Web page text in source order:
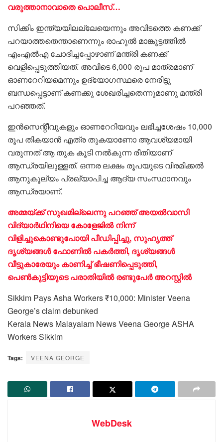
വരുത്താനാവാതെ പൊലീസ്…
സിക്കിം ഇന്ത്യയിലല്ലേയെന്നും അവിടത്തെ കണക്ക്
പറയാത്തതെന്താണെന്നും രാഹുൽ മാങ്കൂട്ടത്തിൽ
എംഎൽഎ ചോദിച്ചപ്പോഴാണ് മന്ത്രി കണക്ക്
വെളിപ്പെടുത്തിയത്. അവിടെ 6,000 രൂപ മാത്രമാണ്
ഓണറേറിയമെന്നും ഉദ്യോഗസ്ഥരെ നേരിട്ടു
ബന്ധപ്പെട്ടാണ് കണക്കു ശേഖരിച്ചതെന്നുമാണു മന്ത്രി
പറഞ്ഞത്.
ഇൻസെന്റീവുകളും ഓണറേറിയവും ലഭിച്ചശേഷം 10,000
രൂപ തികയാൻ എത്ര തുകയാണോ ആവശ്യമായി
വരുന്നത് ആ തുക കൂടി നൽകുന്ന രീതിയാണ്
ആന്ധ്രയിലുള്ളത്. ഒന്നര ലക്ഷം രൂപയുടെ വിരമിക്കൽ
ആനുകൂല്യം പ്രഖ്യാപിച്ച ആദ്യ സംസ്ഥാനവും
ആന്ധ്രയാണ്.
അമ്മയ്ക്ക് സുഖമില്ലെന്നു പറഞ്ഞ് അയൽവാസി
വിദ്യാർഥിനിയെ കോളേജിൽ നിന്ന്
വിളിച്ചുകൊണ്ടുപോയി പീഡിപ്പിച്ചു, സുഹൃത്ത്
ദൃശ്യങ്ങൾ ഫോണിൽ പകർത്തി, ദൃശ്യങ്ങൾ
വീട്ടുകാരേയും കാണിച്ച് ഭീഷണിപ്പെടുത്തി,
പെൺകുട്ടിയുടെ പരാതിയിൽ രണ്ടുപേർ അറസ്റ്റിൽ
Sikkim Pays Asha Workers ₹10,000: Minister Veena
George’s claim debunked
Kerala News Malayalam News Veena George ASHA
Workers Sikkim
Tags: VEENA GEORGE
WebDesk